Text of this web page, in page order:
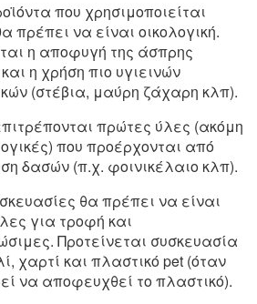
που χρησιμοποιείται
πρέπει να είναι οικολογική.
η αποφυγή της άσπρης
η χρήση πιο υγιεινών
(στέβια, μαύρη ζάχαρη κλπ).
πρώτες ύλες (ακόμη
που προέρχονται από
δασών (π.χ. φοινικέλαιο κλπ).
θα πρέπει να είναι
για τροφή και
Προτείνεται συσκευασία
χαρτί και πλαστικό pet (όταν
να αποφευχθεί το πλαστικό).